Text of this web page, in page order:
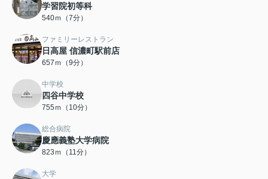
学習院初等科
540ｍ（7分）
ファミリーレストラン
日高屋 信濃町駅前店
657ｍ（9分）
中学校
四谷中学校
755ｍ（10分）
総合病院
慶應義塾大学病院
823ｍ（11分）
大学